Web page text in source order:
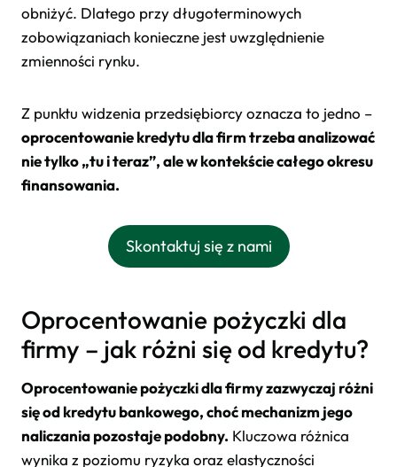
obniżyć. Dlatego przy długoterminowych
zobowiązaniach konieczne jest uwzględnienie
zmienności rynku.
Z punktu widzenia przedsiębiorcy oznacza to jedno –
oprocentowanie kredytu dla firm trzeba analizować
nie tylko „tu i teraz”, ale w kontekście całego okresu
finansowania.
Skontaktuj się z nami
Oprocentowanie pożyczki dla
firmy – jak różni się od kredytu?
Oprocentowanie pożyczki dla firmy zazwyczaj różni
się od kredytu bankowego, choć mechanizm jego
naliczania pozostaje podobny. Kluczowa różnica
wynika z poziomu ryzyka oraz elastyczności